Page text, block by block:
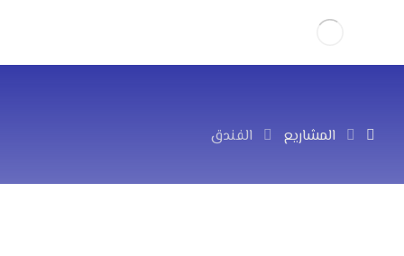
المشاريع الفندق